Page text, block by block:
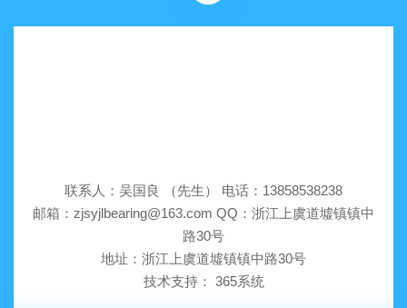
联系人：吴国良 （先生） 电话：13858538238
邮箱：zjsyjlbearing@163.com QQ：浙江上虞道墟镇镇中
路30号
地址：浙江上虞道墟镇镇中路30号
技术支持： 365系统